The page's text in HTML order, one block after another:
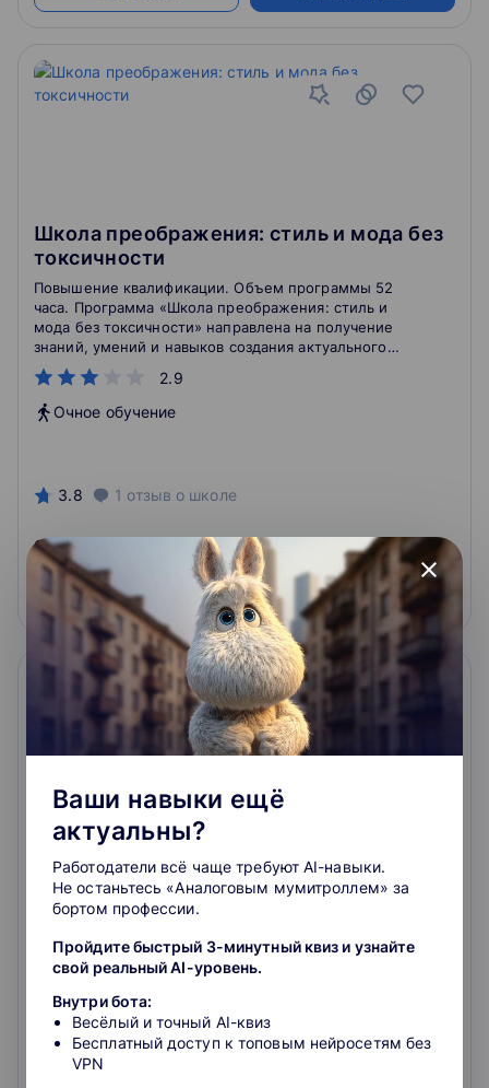
Школа преображения: стиль и мода без
токсичности
2.9
Повышение квалификации. Объем программы 52
часа. Программа «Школа преображения: стиль и
мода без токсичности» направлена на получение
знаний, умений и навыков создания актуального
визуального образа человека посредством
использования одежды, обуви, аксессуаров и
формирование комфортного психологического
состояния, при котором человек не испытывает
Очное обучение
3.8 1 отзыв о школе
23 500 ₽
Подробнее На сайт курса
Летняя школа моды для
старшеклассников
Тренинги, семинары и сертификация. Объем
программы 40 часов. Летняя школа моды для
моды как сферой реализации творческих
наклонностей и возможной предпринимательской
Очное обучение
close
Ваши навыки ещё
актуальны?
Работодатели всё чаще требуют AI-навыки.
Не останьтесь «Аналоговым мумитроллем» за
бортом профессии.
Пройдите быстрый 3-минутный квиз и узнайте
свой реальный AI-уровень.
Внутри бота:
Весёлый и точный AI-квиз
Бесплатный доступ к топовым нейросетям без
VPN